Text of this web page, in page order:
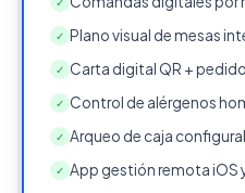
✓ Plano visual de mesas
✓ Carta digital QR +
✓ Control de alérgenos
✓ Arqueo de caja
✓ App gestión remota iOS